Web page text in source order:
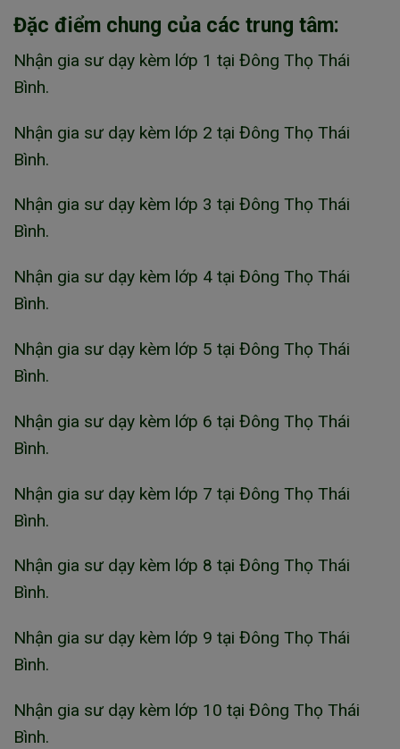
Đặc điểm chung của các trung tâm:
Nhận gia sư dạy kèm lớp 1 tại Đông Thọ Thái
Bình.
Nhận gia sư dạy kèm lớp 2 tại Đông Thọ Thái
Bình.
Nhận gia sư dạy kèm lớp 3 tại Đông Thọ Thái
Bình.
Nhận gia sư dạy kèm lớp 4 tại Đông Thọ Thái
Bình.
Nhận gia sư dạy kèm lớp 5 tại Đông Thọ Thái
Bình.
Nhận gia sư dạy kèm lớp 6 tại Đông Thọ Thái
Bình.
Nhận gia sư dạy kèm lớp 7 tại Đông Thọ Thái
Bình.
Nhận gia sư dạy kèm lớp 8 tại Đông Thọ Thái
Bình.
Nhận gia sư dạy kèm lớp 9 tại Đông Thọ Thái
Bình.
Nhận gia sư dạy kèm lớp 10 tại Đông Thọ Thái
Bình.